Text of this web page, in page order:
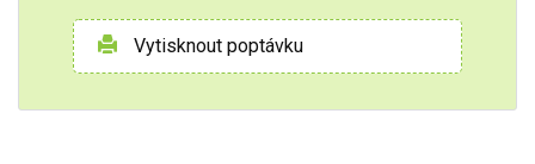
Vytisknout poptávku